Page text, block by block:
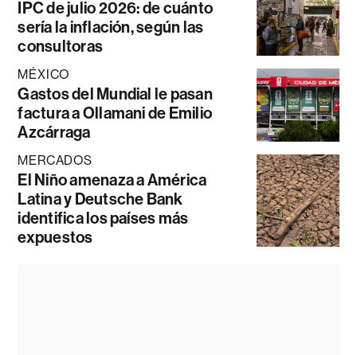
IPC de julio 2026: de cuánto
sería la inflación, según las
consultoras
MÉXICO
Gastos del Mundial le pasan
factura a Ollamani de Emilio
Azcárraga
MERCADOS
El Niño amenaza a América
Latina y Deutsche Bank
identifica los países más
expuestos